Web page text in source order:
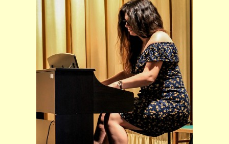
TALENTOVÉ ZKOUŠKY
STUDIJNÍ OBORY
VIDEA - FILMOVÁ TVORBA